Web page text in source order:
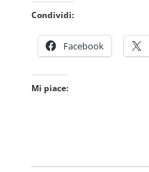
Condividi:
Facebook
Mi piace: